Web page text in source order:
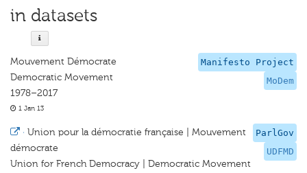
in datasets
Manifesto Project
MoDem
Mouvement Démocrate
Democratic Movement
1978–2017
1 Jan 13
ParlGov
UDFMD
· Union pour la démocratie française | Mouvement
démocrate
Union for French Democracy | Democratic Movement